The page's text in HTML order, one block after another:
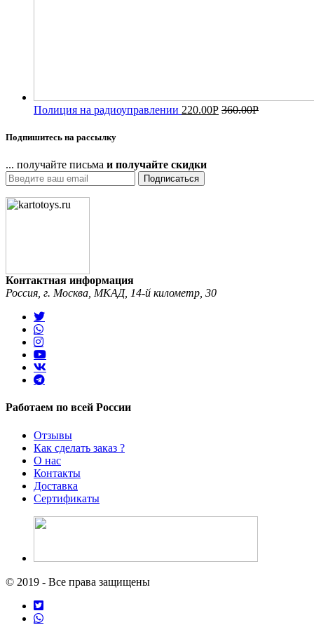
Полиция на радиоуправлении 220.00Р 360.00Р
Подпишитесь на рассылку
... получайте письма и получайте скидки
Подписаться
Контактная информация
Россия, г. Москва, МКАД, 14-й километр, 30
Работаем по всей России
Отзывы
Как сделать заказ ?
О нас
Контакты
Доставка
Сертификаты
© 2019 - Все права защищены